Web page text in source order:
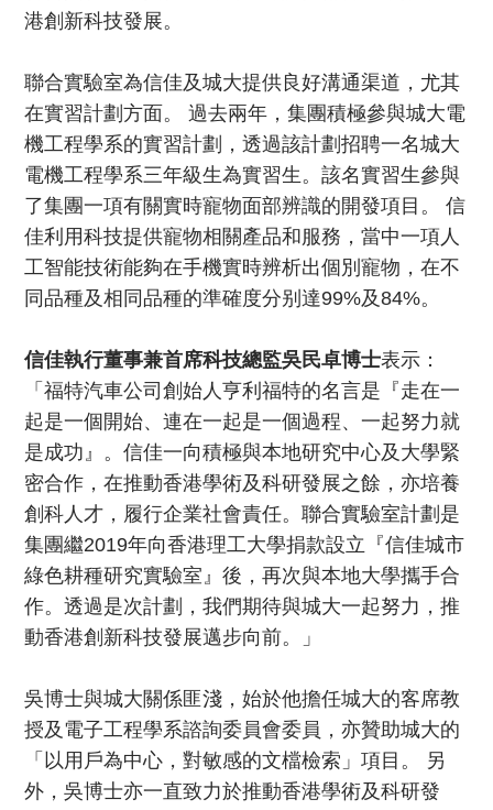
港創新科技發展。
聯合實驗室為信佳及城大提供良好溝通渠道，尤其
在實習計劃方面。 過去兩年，集團積極參與城大電
機工程學系的實習計劃，透過該計劃招聘一名城大
電機工程學系三年級生為實習生。該名實習生參與
了集團一項有關實時寵物面部辨識的開發項目。 信
佳利用科技提供寵物相關產品和服務，當中一項人
工智能技術能夠在手機實時辨析出個別寵物，在不
同品種及相同品種的準確度分别達99%及84%。
信佳執行董事兼首席科技總監吳民卓博士表示：
「福特汽車公司創始人亨利福特的名言是『走在一
起是一個開始、連在一起是一個過程、一起努力就
是成功』。信佳一向積極與本地研究中心及大學緊
密合作，在推動香港學術及科研發展之餘，亦培養
創科人才，履行企業社會責任。聯合實驗室計劃是
集團繼2019年向香港理工大學捐款設立『信佳城市
綠色耕種研究實驗室』後，再次與本地大學攜手合
作。透過是次計劃，我們期待與城大一起努力，推
動香港創新科技發展邁步向前。」
吳博士與城大關係匪淺，始於他擔任城大的客席教
授及電子工程學系諮詢委員會委員，亦贊助城大的
「以用戶為中心，對敏感的文檔檢索」項目。 另
外，吳博士亦一直致力於推動香港學術及科研發